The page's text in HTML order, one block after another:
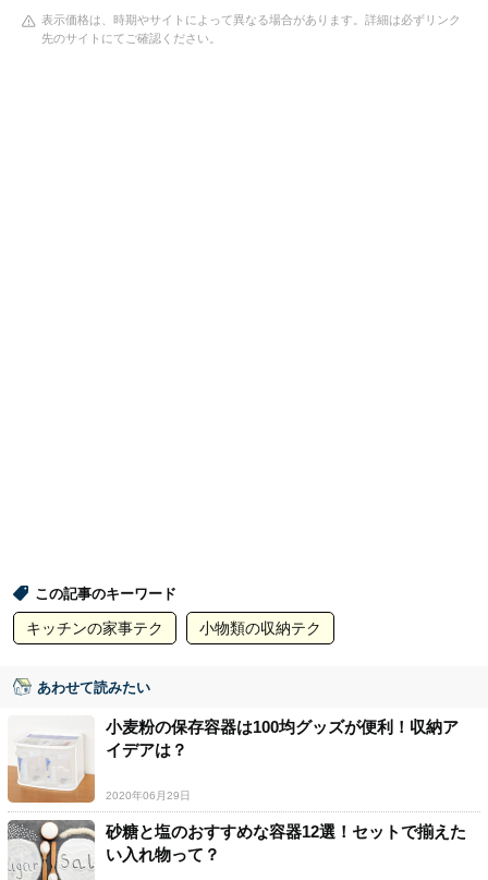
表示価格は、時期やサイトによって異なる場合があります。詳細は必ずリンク
先のサイトにてご確認ください。
この記事のキーワード
キッチンの家事テク 小物類の収納テク
あわせて読みたい
小麦粉の保存容器は100均グッズが便利！収納ア
イデアは？
2020年06月29日
砂糖と塩のおすすめな容器12選！セットで揃えた
い入れ物って？